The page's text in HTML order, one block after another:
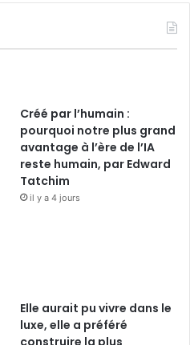
Créé par l’humain :
pourquoi notre plus grand
avantage à l’ère de l’IA
reste humain, par Edward
Tatchim
il y a 4 jours
Elle aurait pu vivre dans le
luxe, elle a préféré